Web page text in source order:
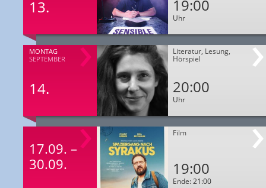
13. 19:00
Uhr
MONTAG
SEPTEMBER
14.
Literatur, Lesung,
Hörspiel
20:00
Uhr
17.09. –
30.09.
Film
19:00
Ende: 21:00